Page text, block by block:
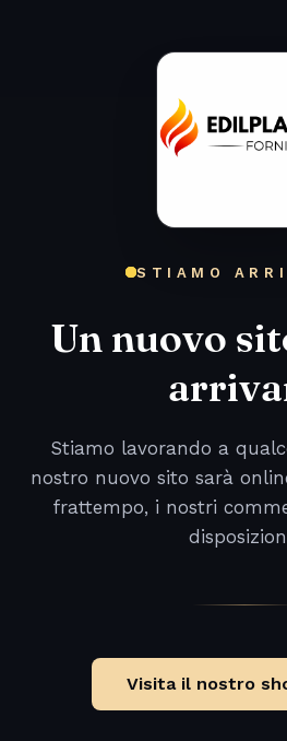
STIAMO
Un nuovo
Stiamo lavorando a
nostro nuovo sito sarà
frattempo, i nostri
Visita il nostro